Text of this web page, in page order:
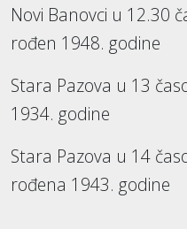
Novi Banovci u 12.30
rođen 1948. godine
Stara Pazova u 13
1934. godine
Stara Pazova u 14
rođena 1943. godine